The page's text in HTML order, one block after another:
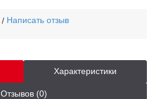
/ Написать отзыв
Характеристики
Отзывов (0)